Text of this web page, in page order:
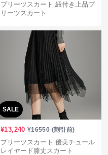
プリーツスカート 紐付き上品プ
リーツスカート
SALE
¥13,240 ¥16550(割引前)
プリーツスカート 優美チュール
レイヤード膝丈スカート